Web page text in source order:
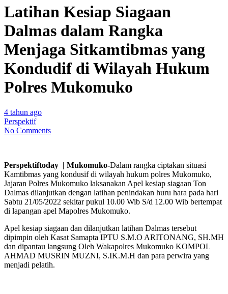
Latihan Kesiap Siagaan
Dalmas dalam Rangka
Menjaga Sitkamtibmas yang
Kondudif di Wilayah Hukum
Polres Mukomuko
4 tahun ago
Perspektif
No Comments
Perspektiftoday | Mukomuko-Dalam rangka ciptakan situasi
Kamtibmas yang kondusif di wilayah hukum polres Mukomuko,
Jajaran Polres Mukomuko laksanakan Apel kesiap siagaan Ton
Dalmas dilanjutkan dengan latihan penindakan huru hara pada hari
Sabtu 21/05/2022 sekitar pukul 10.00 Wib S/d 12.00 Wib bertempat
di lapangan apel Mapolres Mukomuko.
Apel kesiap siagaan dan dilanjutkan latihan Dalmas tersebut
dipimpin oleh Kasat Samapta IPTU S.M.O ARITONANG, SH.MH
dan dipantau langsung Oleh Wakapolres Mukomuko KOMPOL
AHMAD MUSRIN MUZNI, S.IK.M.H dan para perwira yang
menjadi pelatih.